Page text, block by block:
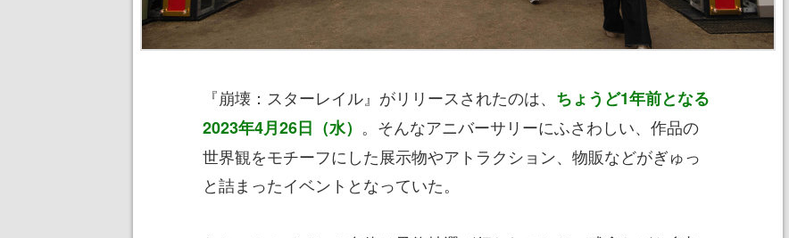
『崩壊：スターレイル』がリリースされたのは、 ちょうど1年前となる
2023年4月26日（水） 。そんなアニバーサリーにふさわしい、作品の
世界観をモチーフにした展示物やアトラクション、物販などがぎゅっ
と詰まったイベントとなっていた。